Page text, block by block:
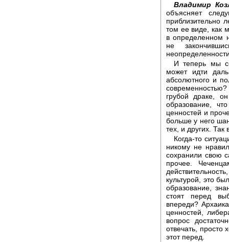
Владимир
объясняет
приблизительно
том ее виде, как
в определенном
не
И теперь мы
может идти
абсолютного и
грубой драке,
образование,
ценностей и
больше у него
тех, и других. Так
Когда-то
никому не
сохранили свою
прочее.
культурой, это
образование,
стоят перед
впереди?
ценностей,
вопрос
отвечать, просто
этот перед.